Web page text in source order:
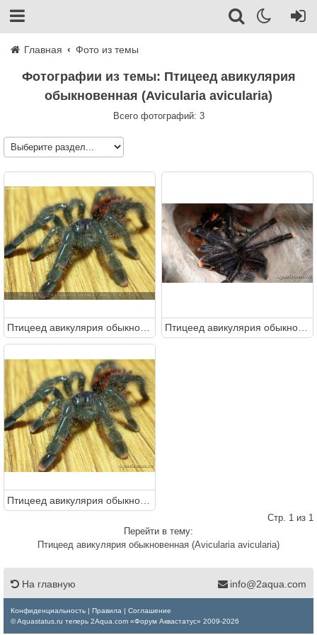
Главная Фото из темы
Фотографии из темы: Птицеед авикулярия
обыкновенная (Avicularia avicularia)
Всего фотографий: 3
Стр. 1 из 1
Перейти в тему:
Птицеед авикулярия обыкновенная (Avicularia avicularia)
На главную info@2aqua.com
Конфиденциальность | Правила | Соглашение
© Aquastatus.ru теперь 2Aqua.com «Форум Аквастатус» 2009-2026